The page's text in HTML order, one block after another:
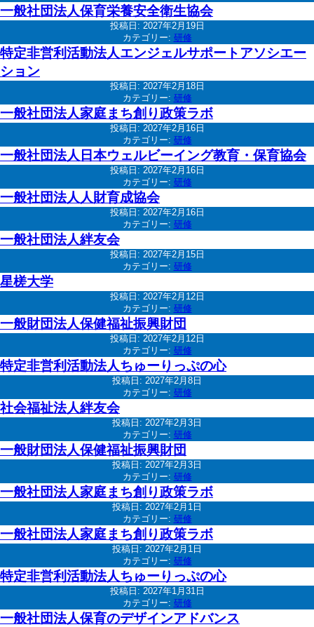
一般社団法人保育栄養安全衛生協会
投稿日: 2027年2月19日
カテゴリー: 研修
特定非営利活動法人エンジェルサポートアソシエー
ション
投稿日: 2027年2月18日
カテゴリー: 研修
一般社団法人家庭まち創り政策ラボ
投稿日: 2027年2月16日
カテゴリー: 研修
一般社団法人日本ウェルビーイング教育・保育協会
投稿日: 2027年2月16日
カテゴリー: 研修
一般社団法人人財育成協会
投稿日: 2027年2月16日
カテゴリー: 研修
一般社団法人絆友会
投稿日: 2027年2月15日
カテゴリー: 研修
星槎大学
投稿日: 2027年2月12日
カテゴリー: 研修
一般財団法人保健福祉振興財団
投稿日: 2027年2月12日
カテゴリー: 研修
特定非営利活動法人ちゅーりっぷの心
投稿日: 2027年2月8日
カテゴリー: 研修
社会福祉法人絆友会
投稿日: 2027年2月3日
カテゴリー: 研修
一般財団法人保健福祉振興財団
投稿日: 2027年2月3日
カテゴリー: 研修
一般社団法人家庭まち創り政策ラボ
投稿日: 2027年2月1日
カテゴリー: 研修
一般社団法人家庭まち創り政策ラボ
投稿日: 2027年2月1日
カテゴリー: 研修
特定非営利活動法人ちゅーりっぷの心
投稿日: 2027年1月31日
カテゴリー: 研修
一般社団法人保育のデザインアドバンス